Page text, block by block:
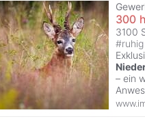
300
3100
#ruhig
– ein